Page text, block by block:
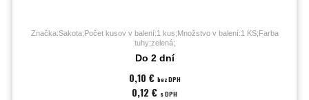
Značka:Sakota;Počet kusov v balení:1 kus;Množstvo v balení:1 KS;Farba
tuhy:zelená;
Do 2 dní
0,10 € bez DPH
0,12 € s DPH